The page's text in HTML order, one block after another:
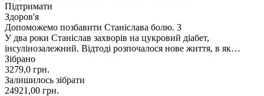
Підтримати
Здоров'я
Допоможемо позбавити Станіслава болю. 3
У два роки Станіслав захворів на цукровий діабет,
інсулінозалежний. Відтоді розпочалося нове життя, в як…
Зібрано
3279,0 грн.
Залишилось зібрати
24921,00 грн.